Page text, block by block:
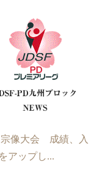
像大会 成績、入
アップし...